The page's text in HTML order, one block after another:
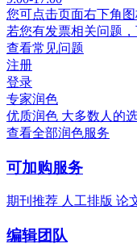
您可点击页面右下角
若您有发票相关问题
查看常见问题
注册
登录
专家润色
优质润色 大多数人的
查看全部润色服务
可加购服务
期刊推荐 人工排版 论
编辑团队